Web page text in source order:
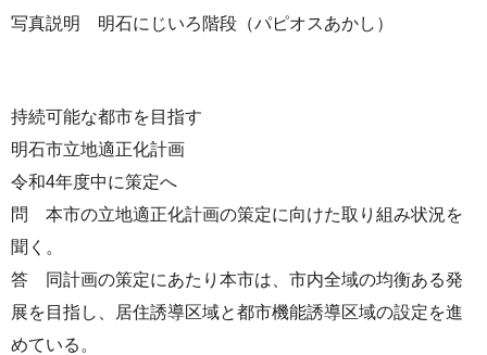
写真説明 明石にじいろ階段（パピオスあかし）
持続可能な都市を目指す
明石市立地適正化計画
令和4年度中に策定へ
問 本市の立地適正化計画の策定に向けた取り組み状況を
聞く。
答 同計画の策定にあたり本市は、市内全域の均衡ある発
展を目指し、居住誘導区域と都市機能誘導区域の設定を進
めている。